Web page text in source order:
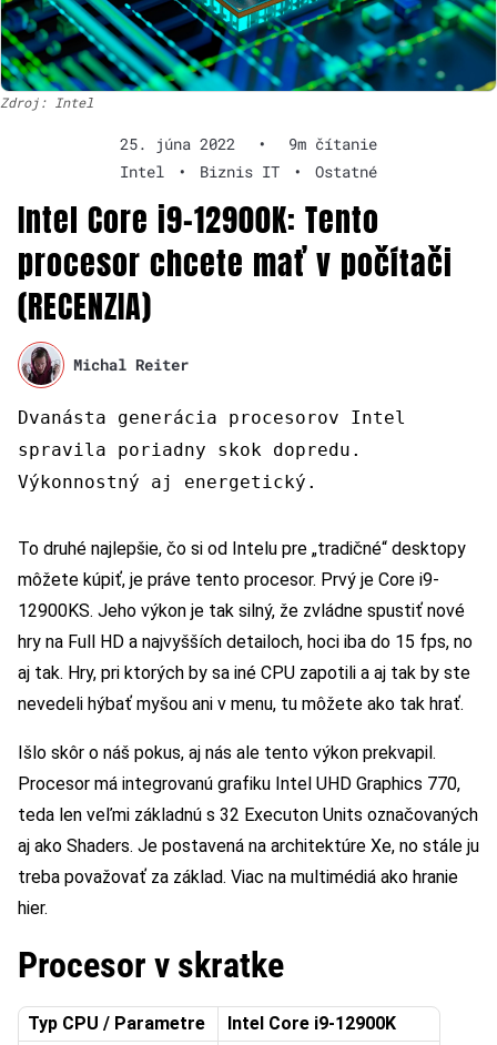
Zdroj: Intel
25. júna 2022 •
9m čítanie
Intel
• Biznis IT • Ostatné
Intel Core i9-12900K: Tento
procesor chcete mať v počítači
(RECENZIA)
Michal Reiter
Dvanásta generácia procesorov Intel
spravila poriadny skok dopredu.
Výkonnostný aj energetický.
To druhé najlepšie, čo si od Intelu pre „tradičné“ desktopy
môžete kúpiť, je práve tento procesor. Prvý je Core i9-
12900KS. Jeho výkon je tak silný, že zvládne spustiť nové
hry na Full HD a najvyšších detailoch, hoci iba do 15 fps, no
aj tak. Hry, pri ktorých by sa iné CPU zapotili a aj tak by ste
nevedeli hýbať myšou ani v menu, tu môžete ako tak hrať.
Išlo skôr o náš pokus, aj nás ale tento výkon prekvapil.
Procesor má integrovanú grafiku Intel UHD Graphics 770,
teda len veľmi základnú s 32 Executon Units označovaných
aj ako Shaders. Je postavená na architektúre Xe, no stále ju
treba považovať za základ. Viac na multimédiá ako hranie
hier.
Procesor v skratke
Typ CPU / Parametre
Intel Core i9-12900K